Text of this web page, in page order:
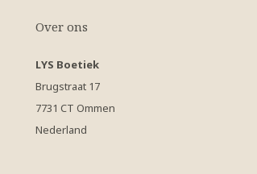
Over ons
LYS Boetiek
Brugstraat 17
7731 CT Ommen
Nederland